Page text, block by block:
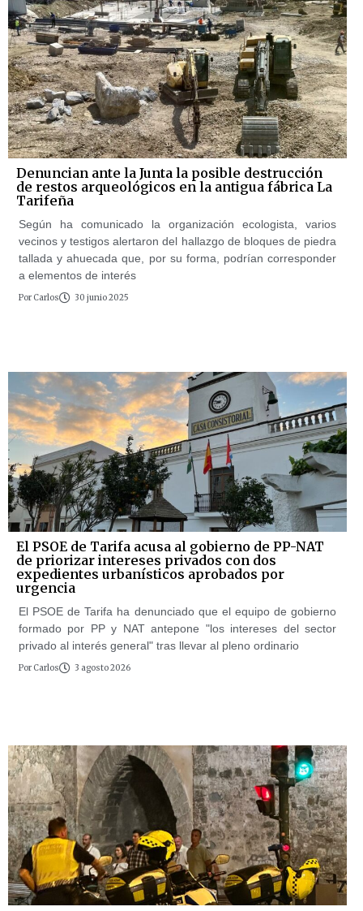
Denuncian ante la Junta la posible destrucción
de restos arqueológicos en la antigua fábrica La
Tarifeña
Según ha comunicado la organización ecologista, varios
vecinos y testigos alertaron del hallazgo de bloques de piedra
tallada y ahuecada que, por su forma, podrían corresponder
a elementos de interés
Por Carlos 30 junio 2025
El PSOE de Tarifa acusa al gobierno de PP-NAT
de priorizar intereses privados con dos
expedientes urbanísticos aprobados por
urgencia
El PSOE de Tarifa ha denunciado que el equipo de gobierno
formado por PP y NAT antepone "los intereses del sector
privado al interés general" tras llevar al pleno ordinario
Por Carlos 3 agosto 2026